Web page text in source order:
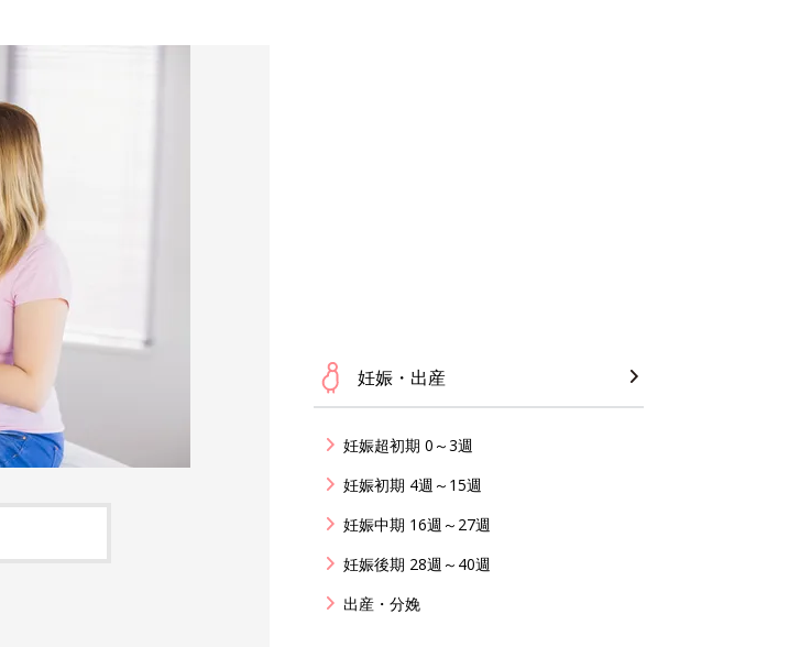
妊娠・出産
妊娠超初期 0～3週
妊娠初期 4週～15週
妊娠中期 16週～27週
妊娠後期 28週～40週
出産・分娩